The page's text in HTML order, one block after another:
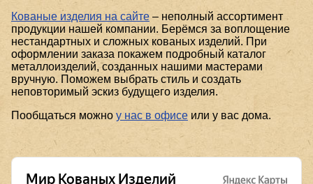
Кованые изделия на сайте – неполный ассортимент
продукции нашей компании. Берёмся за воплощение
нестандартных и сложных кованых изделий. При
оформлении заказа покажем подробный каталог
металлоизделий, созданных нашими мастерами
вручную. Поможем выбрать стиль и создать
неповторимый эскиз будущего изделия.
Пообщаться можно у нас в офисе или у вас дома.